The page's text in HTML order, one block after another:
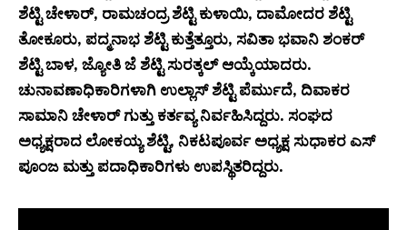
ಶೆಟ್ಟಿ ಚೇಳಾರ್, ರಾಮಚಂದ್ರ ಶೆಟ್ಟಿ ಕುಳಾಯಿ, ದಾಮೋದರ ಶೆಟ್ಟಿ
ತೋಕೂರು, ಪದ್ಮನಾಭ ಶೆಟ್ಟಿ ಕುತ್ತೆತ್ತೂರು, ಸವಿತಾ ಭವಾನಿ ಶಂಕರ್
ಶೆಟ್ಟಿ ಬಾಳ, ಜ್ಯೋತಿ ಜೆ ಶೆಟ್ಟಿ ಸುರತ್ಕಲ್ ಆಯ್ಕೆಯಾದರು.
ಚುನಾವಣಾಧಿಕಾರಿಗಳಾಗಿ ಉಲ್ಲಾಸ್ ಶೆಟ್ಟಿ ಪೆರ್ಮುದೆ, ದಿವಾಕರ
ಸಾಮಾನಿ ಚೇಳಾರ್ ಗುತ್ತು ಕರ್ತವ್ಯ ನಿರ್ವಹಿಸಿದ್ದರು. ಸಂಘದ
ಅಧ್ಯಕ್ಷರಾದ ಲೋಕಯ್ಯ ಶೆಟ್ಟಿ, ನಿಕಟಪೂರ್ವ ಅಧ್ಯಕ್ಷ ಸುಧಾಕರ ಎಸ್
ಪೂಂಜ ಮತ್ತು ಪದಾಧಿಕಾರಿಗಳು ಉಪಸ್ಥಿತರಿದ್ದರು.